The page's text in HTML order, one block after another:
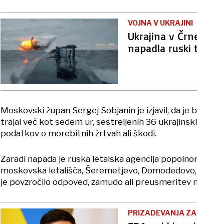
VOJNA V UKRAJINI
Ukrajina v
napadla ruski
Moskovski župan Sergej Sobjanin je izjavil, da je
trajal več kot sedem ur, sestreljenih 36
podatkov o morebitnih žrtvah ali škodi.
Zaradi napada je ruska letalska agencija
moskovska letališča, Šeremetjevo,
je povzročilo odpoved, zamudo ali preusmeritev
PRIZADEVANJA